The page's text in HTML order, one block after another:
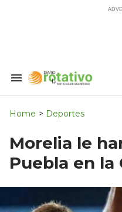
Search
Navigation
Home > Deportes
Morelia le
Puebla en la